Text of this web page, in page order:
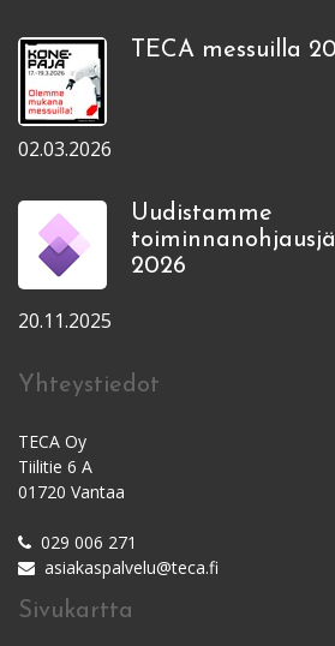
TECA messuilla
02.03.2026
Uudistamme
2026
20.11.2025
Yhteystiedot
TECA Oy
Tiilitie 6 A
01720 Vantaa
029 006 271
asiakaspalvelu@teca.fi
Sivukartta